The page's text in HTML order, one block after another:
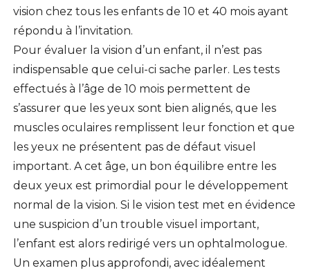
vision chez tous les enfants de 10 et 40 mois ayant
répondu à l’invitation.
Pour évaluer la vision d’un enfant, il n’est pas
indispensable que celui-ci sache parler. Les tests
effectués à l’âge de 10 mois permettent de
s’assurer que les yeux sont bien alignés, que les
muscles oculaires remplissent leur fonction et que
les yeux ne présentent pas de défaut visuel
important. A cet âge, un bon équilibre entre les
deux yeux est primordial pour le développement
normal de la vision. Si le vision test met en évidence
une suspicion d’un trouble visuel important,
l’enfant est alors redirigé vers un ophtalmologue.
Un examen plus approfondi, avec idéalement